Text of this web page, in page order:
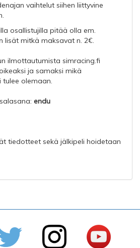
vaihtelut siihen liittyvine
osallistujilla pitää olla em.
lisät mitkä maksavat n. 2€.
ilmottautumista simracing.fi
ja samaksi mikä
tulee olemaan.
endu
tiedotteet sekä jälkipeli hoidetaan